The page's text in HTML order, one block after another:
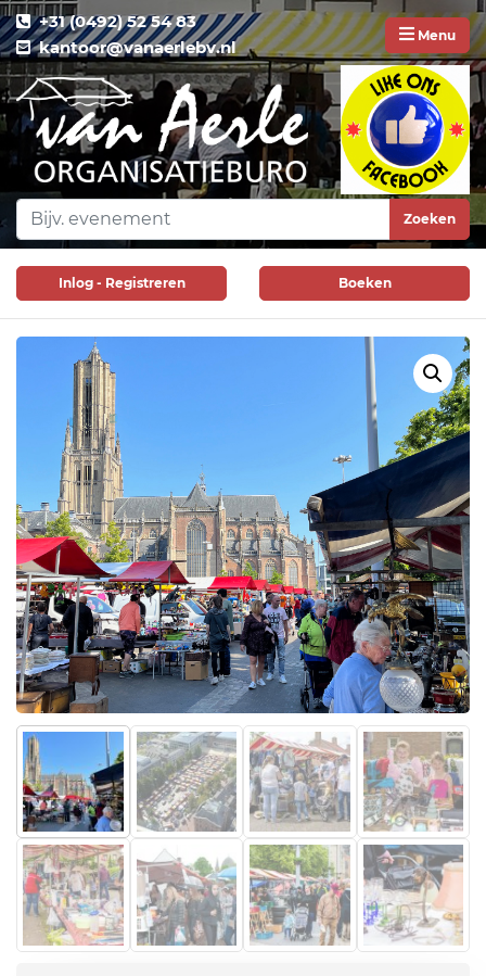
+31 (0492) 52 54 83
kantoor@vanaerlebv.nl
Menu
Zoeken
Inlog - Registreren Boeken